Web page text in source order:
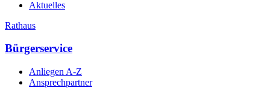
Aktuelles
Rathaus
Bürgerservice
Anliegen A-Z
Ansprechpartner